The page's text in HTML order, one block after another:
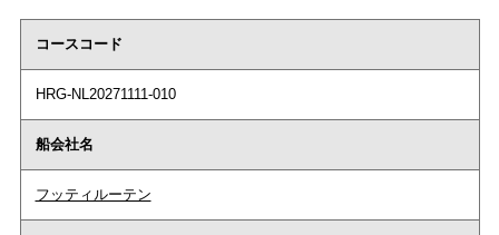
コースコード
HRG-NL20271111-010
船会社名
フッティルーテン